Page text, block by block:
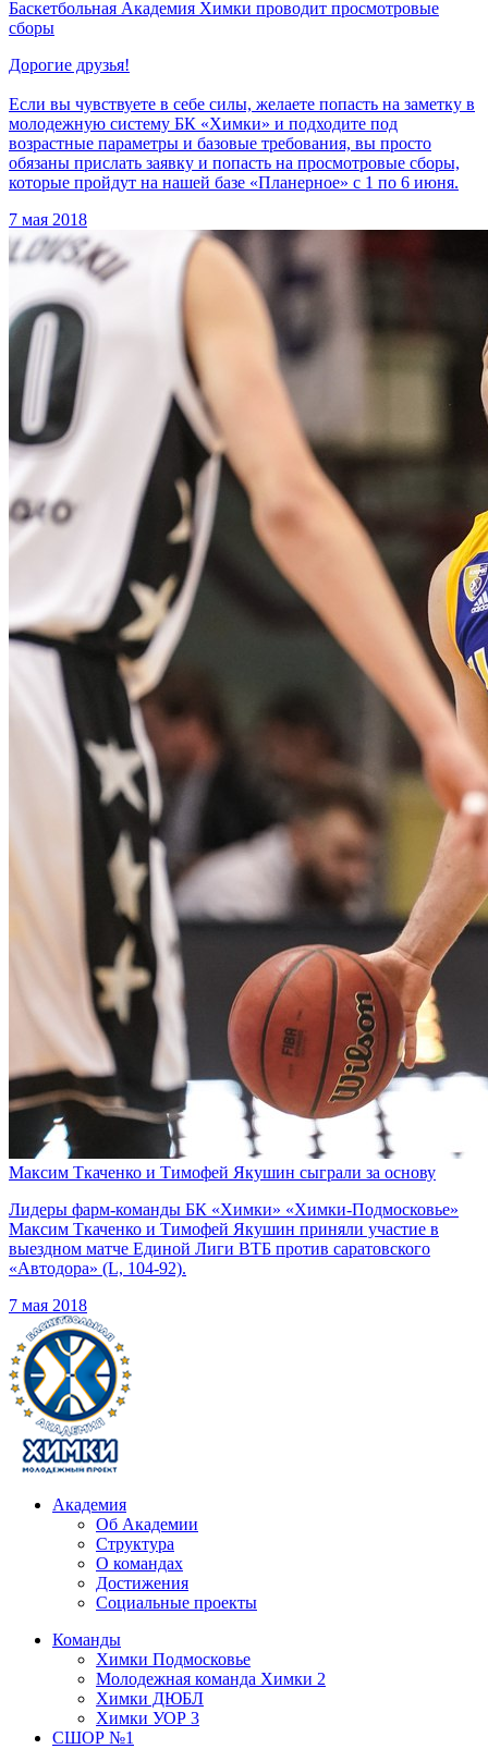
Баскетбольная Академия Химки проводит просмотровые
сборы
Дорогие друзья!
Если вы чувствуете в себе силы, желаете попасть на заметку в
молодежную систему БК «Химки» и подходите под
возрастные параметры и базовые требования, вы просто
обязаны прислать заявку и попасть на просмотровые сборы,
которые пройдут на нашей базе «Планерное» с 1 по 6 июня.
7 мая 2018
Максим Ткаченко и Тимофей Якушин сыграли за основу
Лидеры фарм-команды БК «Химки» «Химки-Подмосковье»
Максим Ткаченко и Тимофей Якушин приняли участие в
выездном матче Единой Лиги ВТБ против саратовского
«Автодора» (L, 104-92).
7 мая 2018
Академия
Об Академии
Структура
О командах
Достижения
Социальные проекты
Команды
Химки Подмосковье
Молодежная команда Химки 2
Химки ДЮБЛ
Химки УОР 3
СШОР №1